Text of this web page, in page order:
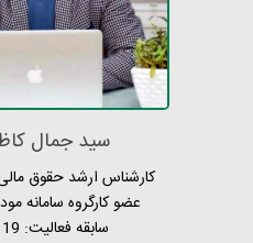
سید جمال
کارشناس ارشد حقوق
عضو کارگروه سامانه
سابقه فعالیت: 19 سال